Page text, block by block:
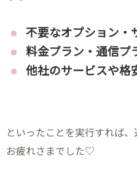
不要なオプション・
料金プラン・通信プ
他社のサービスや格
といったことを実行すれば
お疲れさまでした♡